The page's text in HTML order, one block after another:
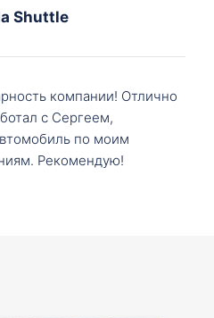
Shuttle
компании! Отлично
с Сергеем,
по моим
Рекомендую!